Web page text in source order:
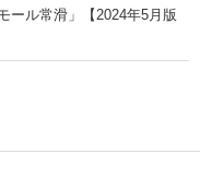
ル常滑」【2024年5月版